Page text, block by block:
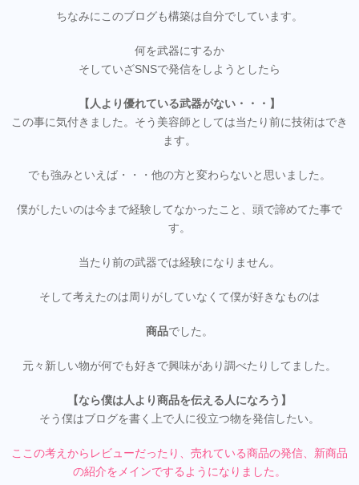
ちなみにこのブログも構築は自分でしています。
何を武器にするか
そしていざSNSで発信をしようとしたら
【人より優れている武器がない・・・】
この事に気付きました。そう美容師としては当たり前に技術はでき
ます。
でも強みといえば・・・他の方と変わらないと思いました。
僕がしたいのは今まで経験してなかったこと、頭で諦めてた事で
す。
当たり前の武器では経験になりません。
そして考えたのは周りがしていなくて僕が好きなものは
商品でした。
元々新しい物が何でも好きで興味があり調べたりしてました。
【なら僕は人より商品を伝える人になろう】
そう僕はブログを書く上で人に役立つ物を発信したい。
ここの考えからレビューだったり、売れている商品の発信、新商品
の紹介をメインでするようになりました。